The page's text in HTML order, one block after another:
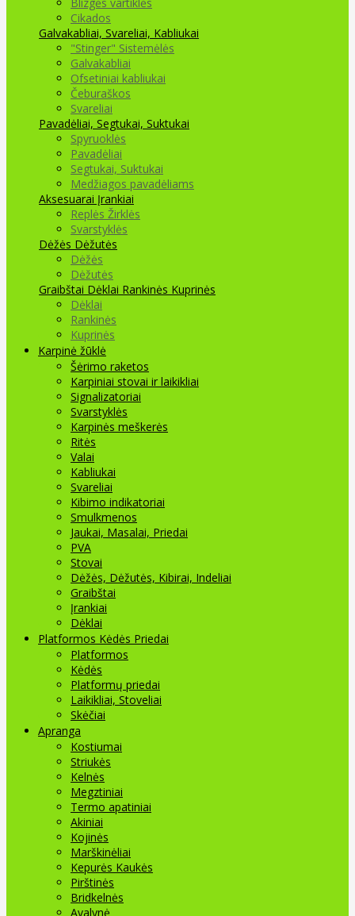
Cikados
Galvakabliai, Svareliai, Kabliukai
"Stinger" Sistemėlės
Galvakabliai
Ofsetiniai kabliukai
Čeburaškos
Svareliai
Pavadėliai, Segtukai, Suktukai
Spyruoklės
Pavadėliai
Segtukai, Suktukai
Medžiagos pavadėliams
Aksesuarai Įrankiai
Replės Žirklės
Svarstyklės
Dėžės Dėžutės
Dėžės
Dėžutės
Graibštai Dėklai Rankinės Kuprinės
Dėklai
Rankinės
Kuprinės
Karpinė žūklė
Šėrimo raketos
Karpiniai stovai ir laikikliai
Signalizatoriai
Svarstyklės
Karpinės meškerės
Ritės
Valai
Kabliukai
Svareliai
Kibimo indikatoriai
Smulkmenos
Jaukai, Masalai, Priedai
PVA
Stovai
Dėžės, Dėžutės, Kibirai, Indeliai
Graibštai
Įrankiai
Dėklai
Platformos Kėdės Priedai
Platformos
Kėdės
Platformų priedai
Laikikliai, Stoveliai
Skėčiai
Apranga
Kostiumai
Striukės
Kelnės
Megztiniai
Termo apatiniai
Akiniai
Kojinės
Marškinėliai
Kepurės Kaukės
Pirštinės
Bridkelnės
Avalynė